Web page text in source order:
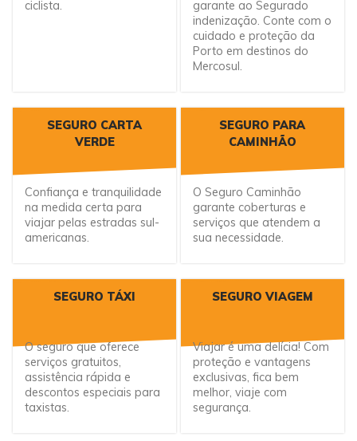
ciclista.
garante ao Segurado
indenização. Conte com o
cuidado e proteção da
Porto em destinos do
Mercosul.
SEGURO CARTA
VERDE
Confiança e tranquilidade
na medida certa para
viajar pelas estradas sul-
americanas.
SEGURO PARA
CAMINHÃO
O Seguro Caminhão
garante coberturas e
serviços que atendem a
sua necessidade.
SEGURO TÁXI
O seguro que oferece
serviços gratuitos,
assistência rápida e
descontos especiais para
taxistas.
SEGURO VIAGEM
Viajar é uma delícia! Com
proteção e vantagens
exclusivas, fica bem
melhor, viaje com
segurança.